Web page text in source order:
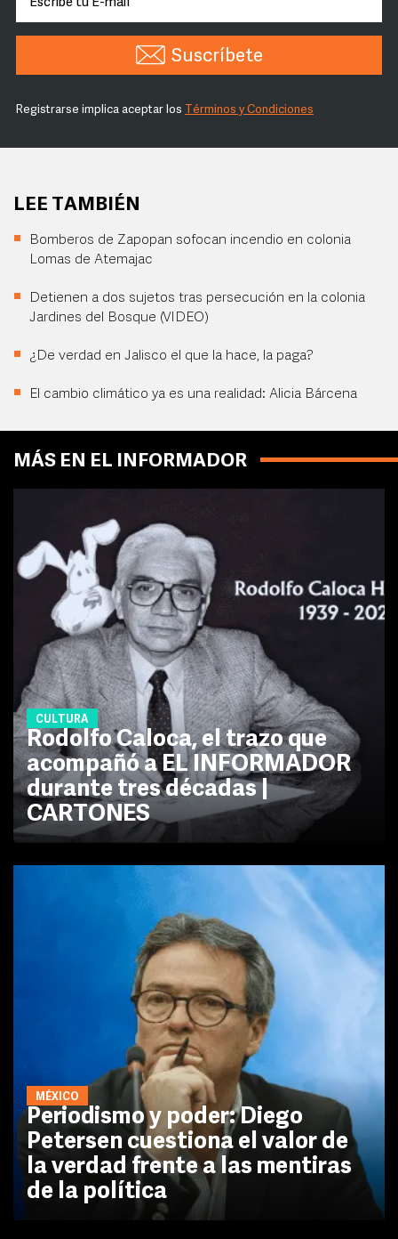
Suscríbete
Registrarse implica aceptar los Términos y Condiciones
LEE TAMBIÉN
Bomberos de Zapopan sofocan incendio en colonia
Lomas de Atemajac
Detienen a dos sujetos tras persecución en la colonia
Jardines del Bosque (VIDEO)
¿De verdad en Jalisco el que la hace, la paga?
El cambio climático ya es una realidad: Alicia Bárcena
MÁS EN EL INFORMADOR
CULTURA
Rodolfo Caloca, el trazo que
acompañó a EL INFORMADOR
durante tres décadas |
CARTONES
MÉXICO
Periodismo y poder: Diego
Petersen cuestiona el valor de
la verdad frente a las mentiras
de la política